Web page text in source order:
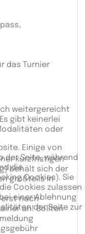
das Turnier
weitergereicht
gibt keinerlei
oder
kurzfristigen
behält sich der
großteils in
nach
an! Sollten
Einige von
der Seite, während
die
Cookies). Sie
Cookies zulassen
einer Ablehnung
der Seite zur